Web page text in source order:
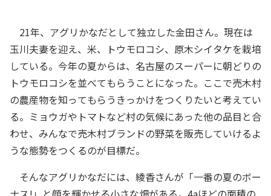
21年、アグリかなだとして独立した金田さん。現在は
玉川夫妻を迎え、米、トウモロコシ、原木シイタケを栽培
している。今年の夏からは、名古屋のスーパーに朝どりの
トウモロコシを並べてもらうことになった。ここで売木村
の農産物を知ってもらうきっかけをつくりたいと考えてい
る。ミョウガやトマトなど村の気候にあった他の品目と合
わせ、みんなで売木村ブランドの野菜を販売していけるよ
うな態勢をつくるのが目標だ。
そんなアグリかなだには、綾香さんが「一番の夏のボー